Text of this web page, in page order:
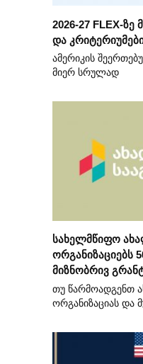
2026-27 FLEX-ზე
და
ამერიკის
მიერ სრულად
სახელმწიფო
ორგანიზაციებს
მიზნობრივ
თუ წარმოადგენთ
ორგანიზაციას და